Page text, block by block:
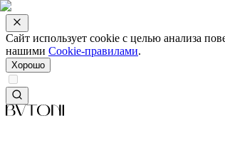
Сайт использует cookie с целью анализа
нашими Cookie-правилами.
Хорошо